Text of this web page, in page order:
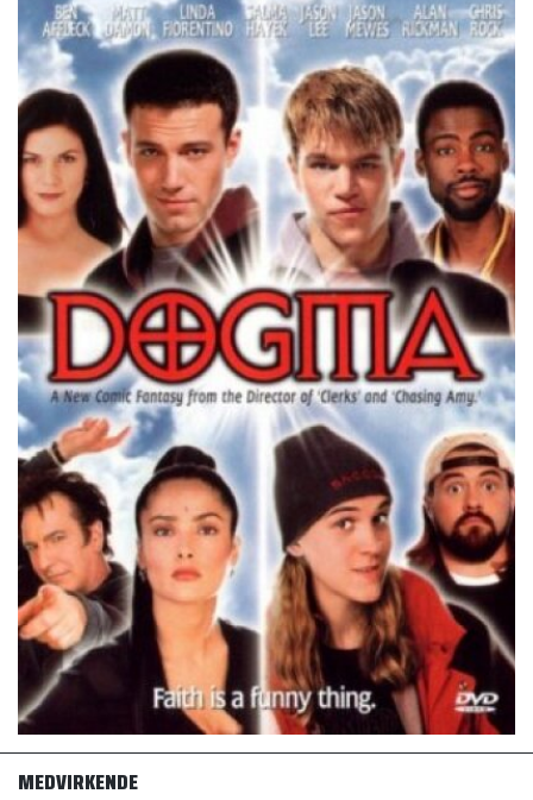
MEDVIRKENDE